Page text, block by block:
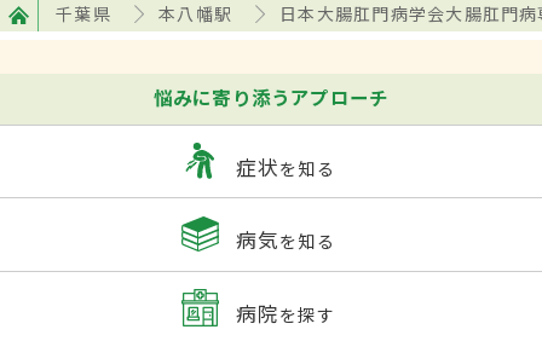
千葉県 本八幡駅 日本大腸肛門病学会大腸肛門
悩みに寄り添うアプローチ
症状を知る
病気を知る
病院を探す